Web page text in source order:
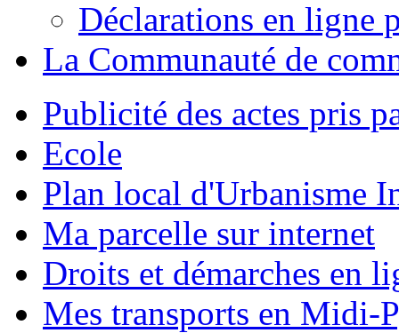
Déclarations en ligne
La Communauté de
Publicité des actes pris
Ecole
Plan local d'Urbanisme
Ma parcelle sur internet
Droits et démarches en
Mes transports en Midi-